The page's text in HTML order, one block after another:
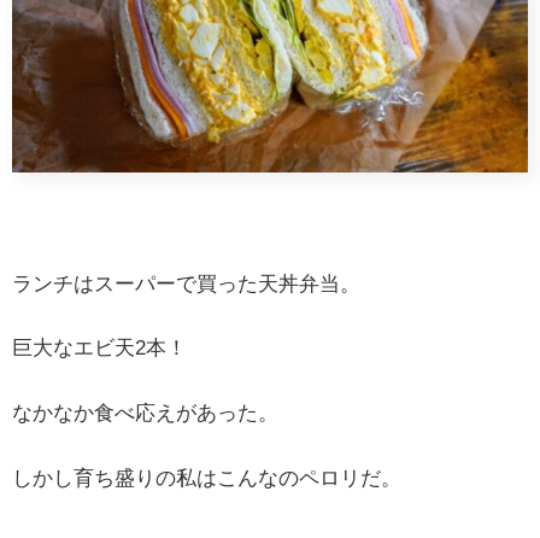
ランチはスーパーで買った天丼弁当。
巨大なエビ天2本！
なかなか食べ応えがあった。
しかし育ち盛りの私はこんなのペロリだ。